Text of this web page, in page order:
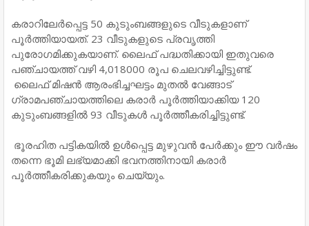
കരാറിലേർപ്പെട്ട 50 കുടുംബങ്ങളുടെ വീടുകളാണ്
പൂർത്തിയായത്. 23 വീടുകളുടെ പ്രവൃത്തി
പുരോഗമിക്കുകയാണ്. ലൈഫ് പദ്ധതിക്കായി ഇതുവരെ
പഞ്ചായത്ത് വഴി 4,018000 രൂപ ചെലവഴിച്ചിട്ടുണ്ട്.
ലൈഫ് മിഷൻ ആരംഭിച്ചഘട്ടം മുതൽ വേങ്ങാട്
ഗ്രാമപഞ്ചായത്തിലെ കരാർ പൂർത്തിയാക്കിയ 120
കുടുംബങ്ങളിൽ 93 വീടുകൾ പൂർത്തീകരിച്ചിട്ടുണ്ട്.
ഭൂരഹിത പട്ടികയിൽ ഉൾപ്പെട്ട മുഴുവൻ പേർക്കും ഈ വർഷം
തന്നെ ഭൂമി ലഭ്യമാക്കി ഭവനത്തിനായി കരാർ
പൂർത്തീകരിക്കുകയും ചെയ്യും.